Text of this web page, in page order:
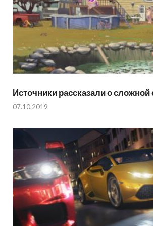
Источники рассказали о сложной
07.10.2019